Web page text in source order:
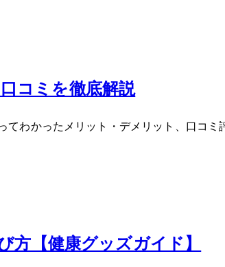
口コミを徹底解説
ってわかったメリット・デメリット、口
方【健康グッズガイド】